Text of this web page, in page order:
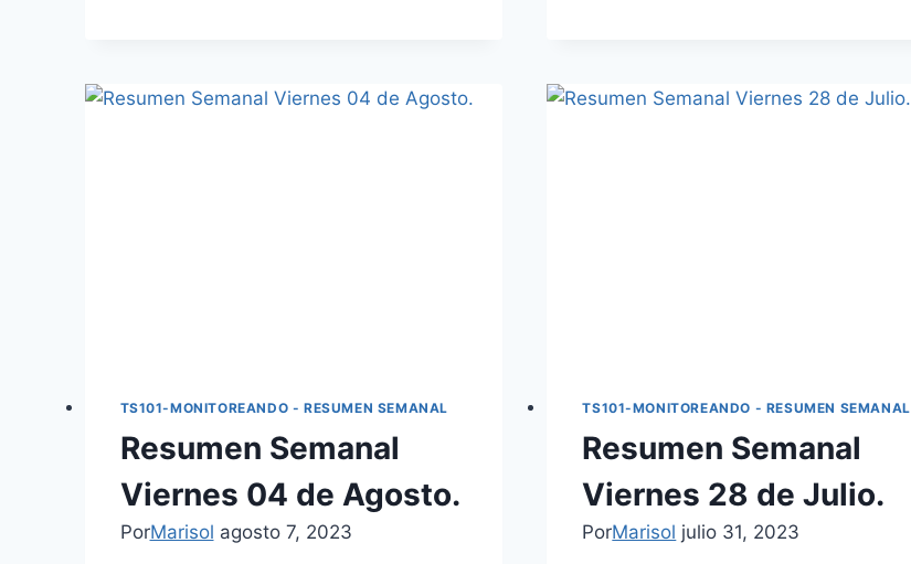
TS101-MONITOREANDO - RESUMEN SEMANAL
Resumen Semanal
Viernes 04 de Agosto.
PorMarisol agosto 7, 2023
TS101-MONITOREANDO - RESUMEN SEMANAL
Resumen Semanal
Viernes 28 de Julio.
PorMarisol julio 31, 2023